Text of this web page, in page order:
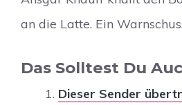
an die Latte. Ein
Das Solltest Du
Dieser Sender